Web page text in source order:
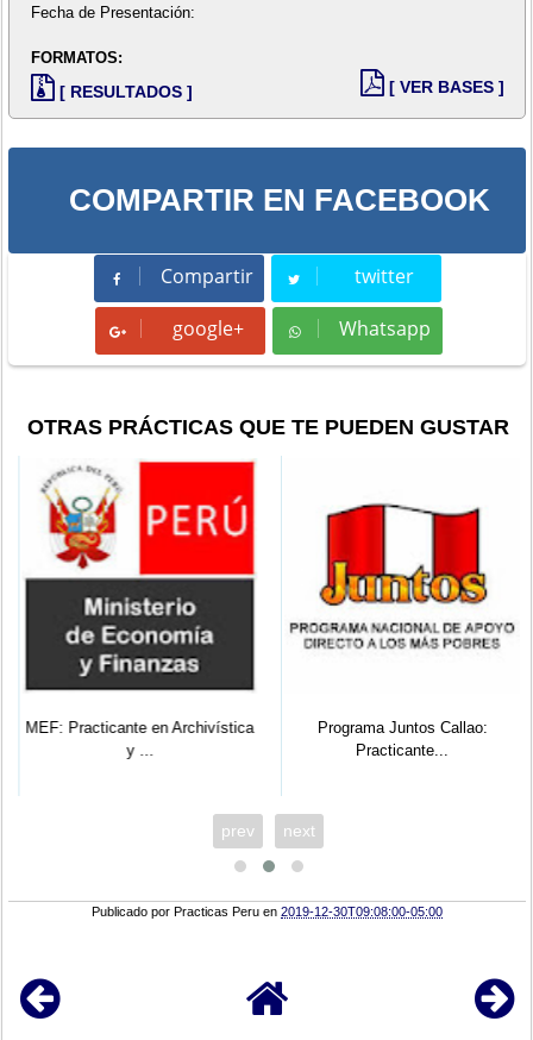
Fecha de Presentación:
FORMATOS:
[ RESULTADOS ] [ VER BASES ]
COMPARTIR EN FACEBOOK
Compartir
Compartir twitter
Tweet
google+ Whatsapp
Whatsapp
OTRAS PRÁCTICAS QUE TE PUEDEN GUSTAR
MEF: Practicante en Archivística
y ...
Programa Juntos Callao:
Practicante...
prev next
Publicado por Practicas Peru en2019-12-30T09:08:00-05:00